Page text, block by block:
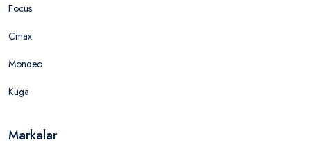
Focus
Cmax
Mondeo
Kuga
Markalar